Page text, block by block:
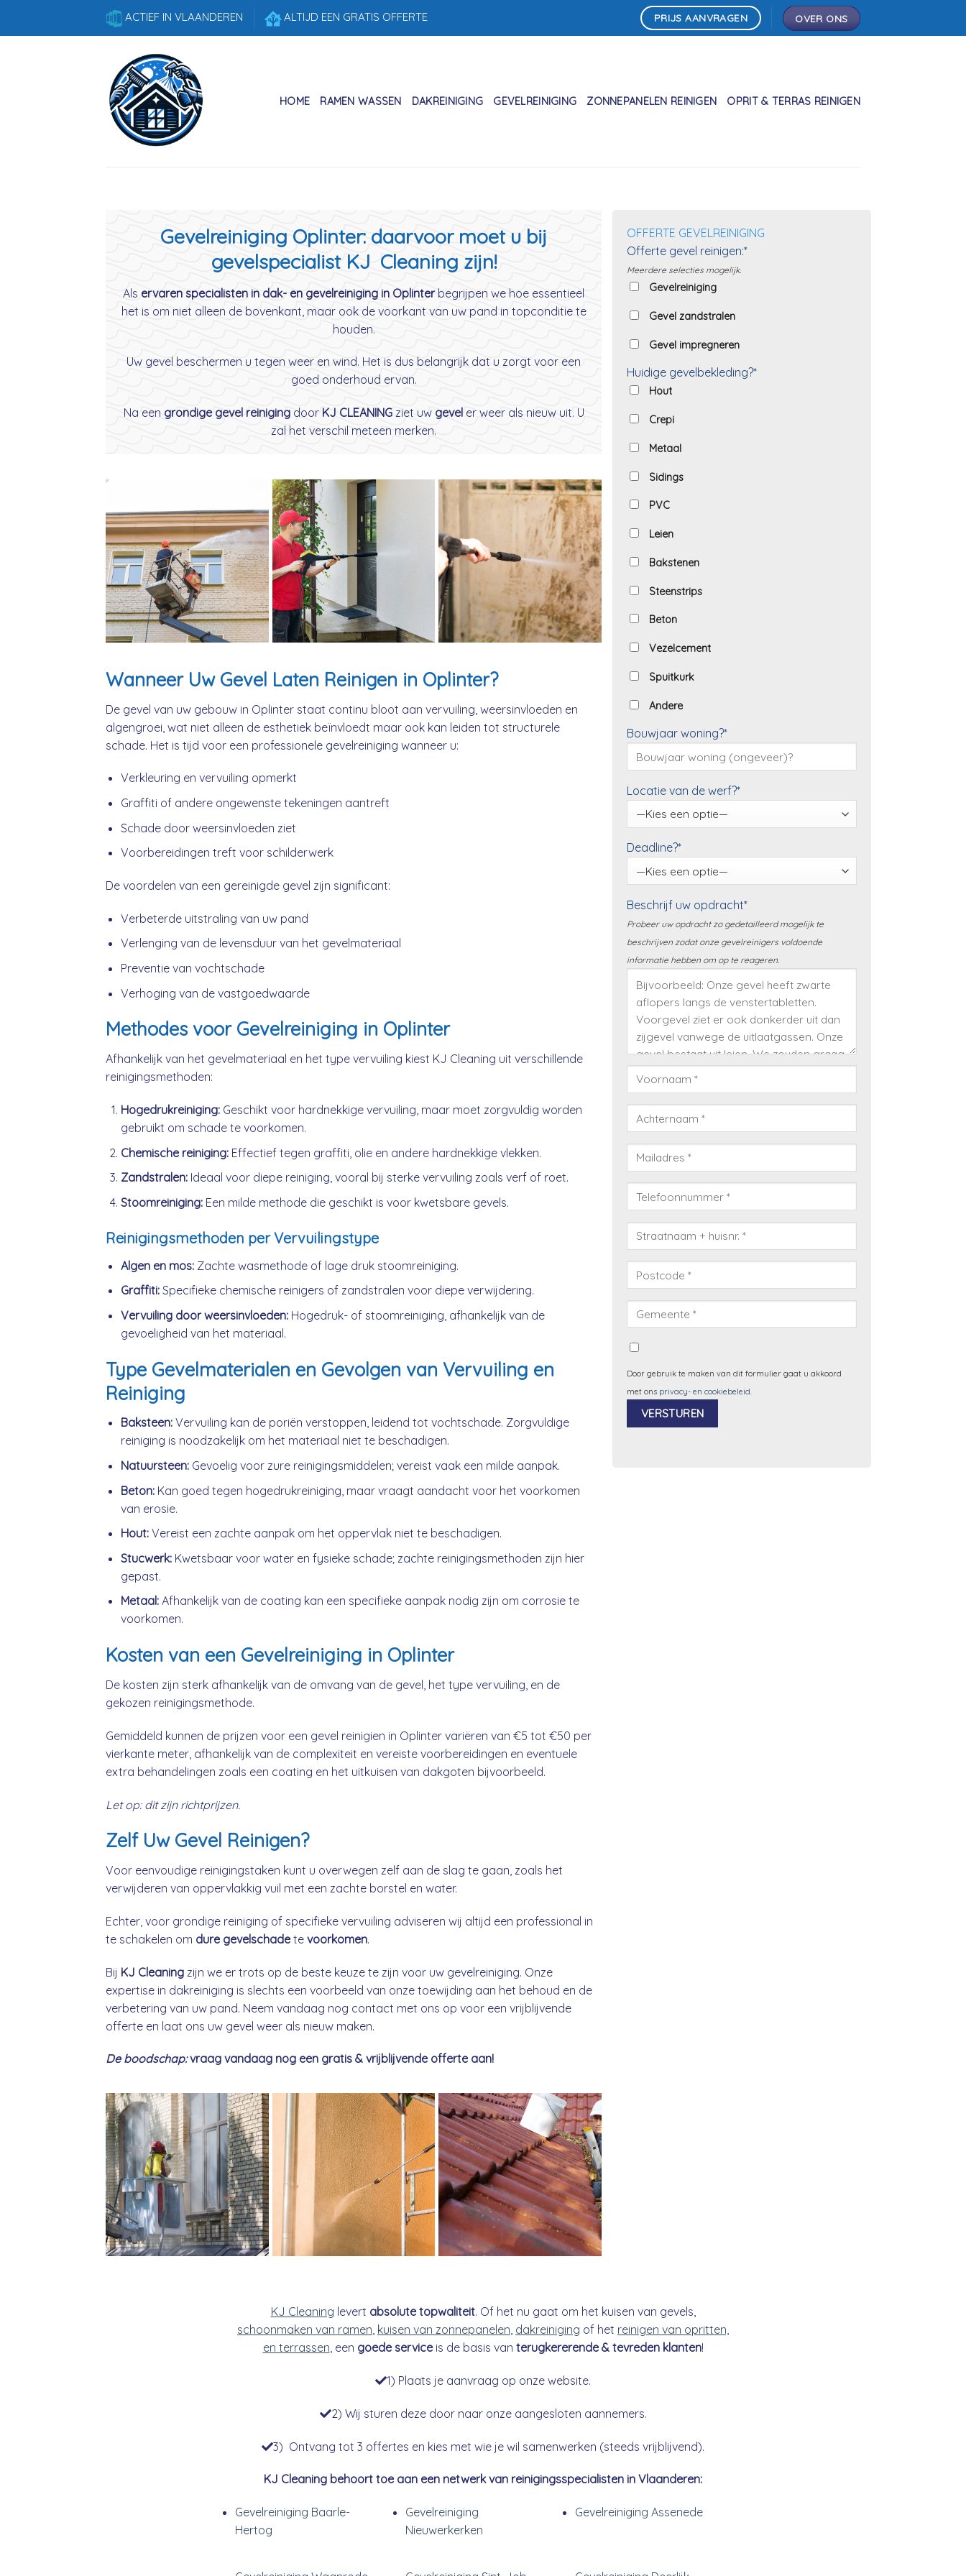
ACTIEF IN VLAANDEREN ALTIJD EEN GRATIS OFFERTE PRIJS AANVRAGEN OVER ONS
HOME RAMEN WASSEN DAKREINIGING GEVELREINIGING ZONNEPANELEN REINIGEN OPRIT & TERRAS REINIGEN
Gevelreiniging Oplinter: daarvoor moet u bij
gevelspecialist KJ Cleaning zijn!
Als ervaren specialisten in dak- en gevelreiniging in Oplinterbegrijpen we hoe essentieel
het is om niet alleen de bovenkant, maar ook de voorkant van uw pand in topconditie te
houden.
Uw gevel beschermen u tegen weer en wind. Het is dus belangrijk dat u zorgt voor een
goed onderhoud ervan.
Na een grondige gevel reinigingdoorKJ CLEANINGziet uw geveler weer als nieuw uit. U
zal het verschil meteen merken.
Wanneer Uw Gevel Laten Reinigen in Oplinter?
De gevel van uw gebouw in Oplinter staat continu bloot aan vervuiling, weersinvloeden en
algengroei, wat niet alleen de esthetiek beïnvloedt maar ook kan leiden tot structurele
schade. Het is tijd voor een professionele gevelreiniging wanneer u:
Verkleuring en vervuiling opmerkt
Graffiti of andere ongewenste tekeningen aantreft
Schade door weersinvloeden ziet
Voorbereidingen treft voor schilderwerk
De voordelen van een gereinigde gevel zijn significant:
Verbeterde uitstraling van uw pand
Verlenging van de levensduur van het gevelmateriaal
Preventie van vochtschade
Verhoging van de vastgoedwaarde
Methodes voor Gevelreiniging in Oplinter
Afhankelijk van het gevelmateriaal en het type vervuiling kiest KJ Cleaning uit verschillende
reinigingsmethoden:
Hogedrukreiniging:Geschikt voor hardnekkige vervuiling, maar moet zorgvuldig worden
gebruikt om schade te voorkomen.
Chemische reiniging:Effectief tegen graffiti, olie en andere hardnekkige vlekken.
Zandstralen:Ideaal voor diepe reiniging, vooral bij sterke vervuiling zoals verf of roet.
Stoomreiniging:Een milde methode die geschikt is voor kwetsbare gevels.
Reinigingsmethoden per Vervuilingstype
Algen en mos:Zachte wasmethode of lage druk stoomreiniging.
Graffiti:Specifieke chemische reinigers of zandstralen voor diepe verwijdering.
Vervuiling door weersinvloeden:Hogedruk- of stoomreiniging, afhankelijk van de
gevoeligheid van het materiaal.
Type Gevelmaterialen en Gevolgen van Vervuiling en
Reiniging
Baksteen:Vervuiling kan de poriën verstoppen, leidend tot vochtschade. Zorgvuldige
reiniging is noodzakelijk om het materiaal niet te beschadigen.
Natuursteen:Gevoelig voor zure reinigingsmiddelen; vereist vaak een milde aanpak.
Beton:Kan goed tegen hogedrukreiniging, maar vraagt aandacht voor het voorkomen
van erosie.
Hout:Vereist een zachte aanpak om het oppervlak niet te beschadigen.
Stucwerk:Kwetsbaar voor water en fysieke schade; zachte reinigingsmethoden zijn hier
gepast.
Metaal:Afhankelijk van de coating kan een specifieke aanpak nodig zijn om corrosie te
voorkomen.
Kosten van een Gevelreiniging in Oplinter
De kosten zijn sterk afhankelijk van de omvang van de gevel, het type vervuiling, en de
gekozen reinigingsmethode.
Gemiddeld kunnen de prijzen voor een gevel reinigien in Oplinter variëren van €5 tot €50 per
vierkante meter, afhankelijk van de complexiteit en vereiste voorbereidingen en eventuele
extra behandelingen zoals een coating en het uitkuisen van dakgoten bijvoorbeeld.
Let op: dit zijn richtprijzen.
Zelf Uw Gevel Reinigen?
Voor eenvoudige reinigingstaken kunt u overwegen zelf aan de slag te gaan, zoals het
verwijderen van oppervlakkig vuil met een zachte borstel en water.
Echter, voor grondige reiniging of specifieke vervuiling adviseren wij altijd een professional in
te schakelen om dure gevelschadete voorkomen.
Bij KJ Cleaning zijn we er trots op de beste keuze te zijn voor uw gevelreiniging. Onze
expertise in dakreiniging is slechts een voorbeeld van onze toewijding aan het behoud en de
verbetering van uw pand. Neem vandaag nog contact met ons op voor een vrijblijvende
offerte en laat ons uw gevel weer als nieuw maken.
De boodschap:vraag vandaag nog een gratis & vrijblijvende offerte aan!
OFFERTE GEVELREINIGING
Offerte gevel reinigen:*
Meerdere selecties mogelijk.
Gevelreiniging
Gevel zandstralen
Gevel impregneren
Huidige gevelbekleding?*
Hout
Crepi
Metaal
Sidings
PVC
Leien
Bakstenen
Steenstrips
Beton
Vezelcement
Spuitkurk
Andere
Bouwjaar woning?*
Locatie van de werf?*
Deadline?*
Beschrijf uw opdracht*
Probeer uw opdracht zo gedetailleerd mogelijk te
beschrijven zodat onze gevelreinigers voldoende
informatie hebben om op te reageren.
Door gebruik te maken van dit formulier gaat u akkoord
met ons privacy- en cookiebeleid.
KJ Cleaning levert absolute topwaliteit. Of het nu gaat om het kuisen van gevels,
schoonmaken van ramen, kuisen van zonnepanelen, dakreiniging of het reinigen van opritten,
en terrassen, een goede serviceis de basis van terugkererende & tevreden klanten!
1) Plaats je aanvraag op onze website.
2) Wij sturen deze door naar onze aangesloten aannemers.
3) Ontvang tot 3 offertes en kies met wie je wil samenwerken (steeds vrijblijvend).
KJ Cleaning behoort toe aan een netwerk van reinigingsspecialisten in Vlaanderen:
Gevelreiniging Baarle-
Hertog
Gevelreiniging
Nieuwerkerken
Gevelreiniging Assenede